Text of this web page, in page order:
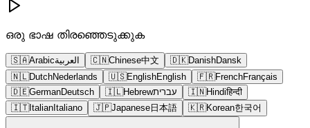
ഒരു ഭാഷ തിരഞ്ഞെടുക്കുക
🇸🇦Arabicالعربية 🇨🇳Chinese中文 🇩🇰DanishDansk
🇳🇱DutchNederlands 🇺🇸EnglishEnglish 🇫🇷FrenchFrançais
🇩🇪GermanDeutsch 🇮🇱Hebrewעברית 🇮🇳Hindiहिन्दी
🇮🇹Italian Italiano 🇯🇵Japanese 日本語 🇰🇷Korean한국어